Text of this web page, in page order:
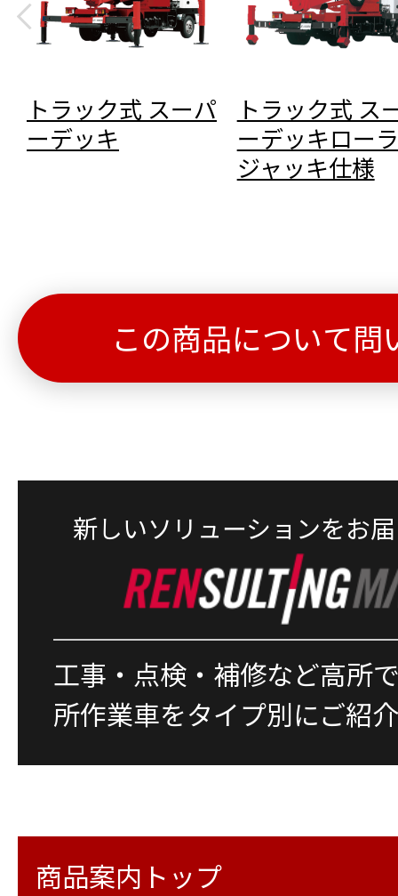
トラック式 スーパ
ーデッキ
トラック式 ス
ーデッキロー
ジャッキ仕様
この商品について問
新しいソリューションをお
工事・点検・補修など高所
所作業車をタイプ別にご紹介
商品案内トップ